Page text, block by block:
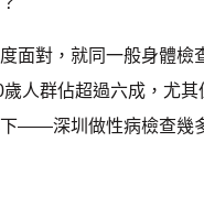
對，就同一般身體檢
人群佔超過六成，尤
——深圳做性病檢查幾